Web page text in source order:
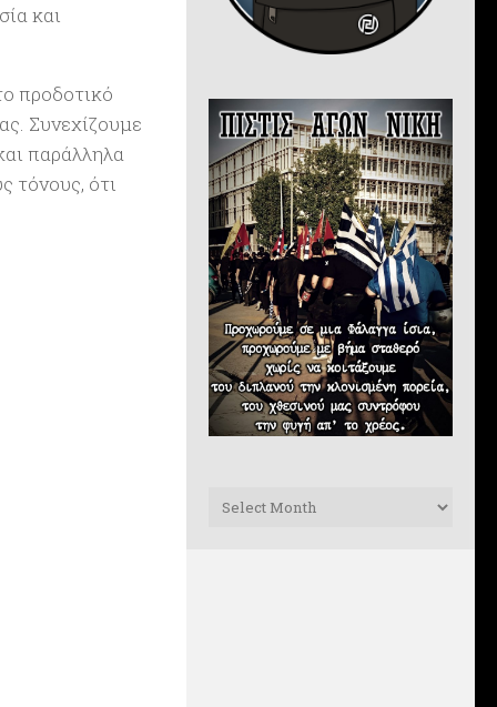
και
προδοτικό
Συνεχίζουμε
παράλληλα
τόνους, ότι
Archives